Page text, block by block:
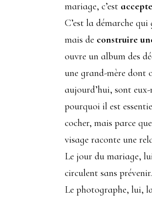
mariage, c’est
C’est la démarche
mais de construire
ouvre un album des
une grand-mère dont
aujourd’hui, sont
pourquoi il est
cocher, mais parce
visage raconte une
Le jour du mariage,
circulent sans prévenir.
Le photographe, lui,